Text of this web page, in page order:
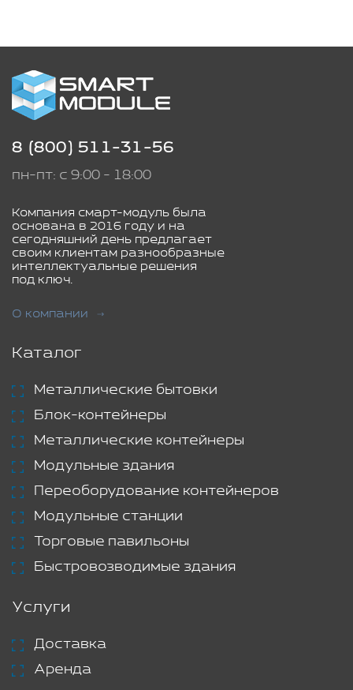
8 (800) 511-31-56
пн-пт: с 9:00 - 18:00
Компания смарт-модуль была
основана в 2016 году и на
сегодняшний день предлагает
своим клиентам разнообразные
интеллектуальные решения
под ключ.
О компании
Каталог
Металлические бытовки
Блок-контейнеры
Металлические контейнеры
Модульные здания
Переоборудование контейнеров
Модульные станции
Торговые павильоны
Быстровозводимые здания
Услуги
Доставка
Аренда